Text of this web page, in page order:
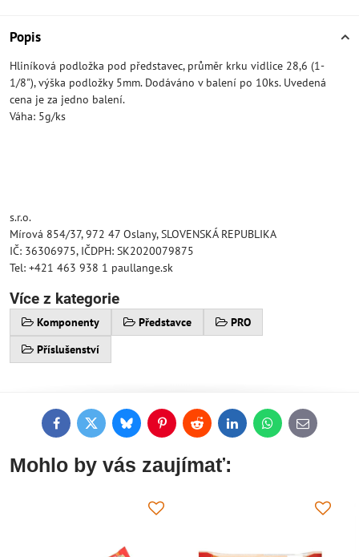
Popis
Hliníková podložka pod představec, průměr krku vidlice 28,6 (1-
1/8"), výška podložky 5mm. Dodáváno v balení po 10ks. Uvedená
cena je za jedno balení.
Váha: 5g/ks
s.r.o.
Mírová 854/37, 972 47 Oslany, SLOVENSKÁ REPUBLIKA
IČ: 36306975, IČDPH: SK2020079875
Tel: +421 463 938 1 paullange.sk
Více z kategorie
Komponenty Představce
PRO
Příslušenství
FacebookTwitterBlueskyPinterestReddit LinkedInWhatsApp
E-
mail
Mohlo by vás zaujímať: